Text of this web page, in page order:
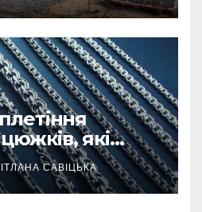
які
САВІЦЬКА